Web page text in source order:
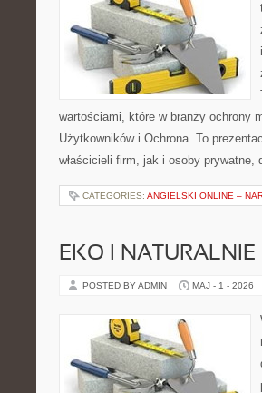
wartościami, które w branży ochrony
Użytkowników i Ochrona. To
właścicieli firm, jak i osoby
CATEGORIES: ANGIELSKI ONLINE –
EKO I NATURALNIE
POSTED BY ADMIN MAJ - 1 - 2026